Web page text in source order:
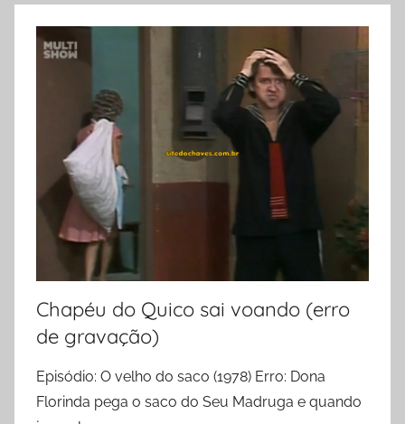
Chapéu do Quico sai voando (erro
de gravação)
Episódio: O velho do saco (1978) Erro: Dona
Florinda pega o saco do Seu Madruga e quando